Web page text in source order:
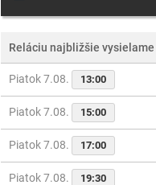
Reláciu najbližšie vysielame
Piatok 7.08. 13:00
Piatok 7.08. 15:00
Piatok 7.08. 17:00
Piatok 7.08. 19:30